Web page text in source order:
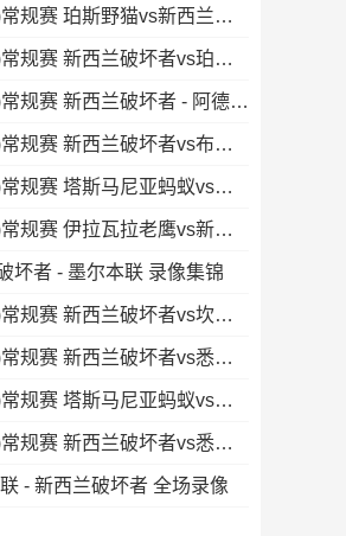
03月20日NBL(A)常规赛 珀斯野猫vs新西兰破坏者 录像集锦
03月14日NBL(A)常规赛 新西兰破坏者vs珀斯野猫 录像
03月12日NBL(A)常规赛 新西兰破坏者 - 阿德莱德36人 录像集锦
03月07日NBL(A)常规赛 新西兰破坏者vs布里斯班子弹 全场录像
03月05日NBL(A)常规赛 塔斯马尼亚蚂蚁vs新西兰破坏者 录像
03月01日NBL(A)常规赛 伊拉瓦拉老鹰vs新西兰破坏者 录像
坏者 - 墨尔本联 录像集锦
02月14日NBL(A)常规赛 新西兰破坏者vs坎斯大班 录像集锦
02月06日NBL(A)常规赛 新西兰破坏者vs悉尼国王 录像
01月30日NBL(A)常规赛 塔斯马尼亚蚂蚁vs新西兰破坏者 录像
01月16日NBL(A)常规赛 新西兰破坏者vs悉尼国王 全场录像
- 新西兰破坏者 全场录像